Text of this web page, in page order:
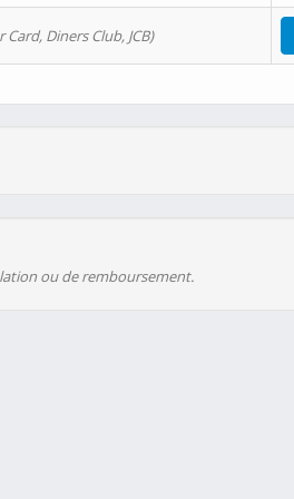
Diners Club, JCB)
ou de remboursement.